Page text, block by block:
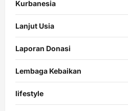
Kurbanesia
Lanjut Usia
Laporan Donasi
Lembaga Kebaikan
lifestyle